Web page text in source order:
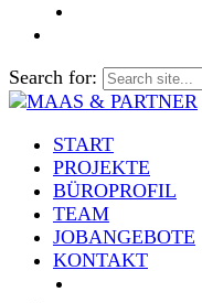
Search for:
START
PROJEKTE
BÜROPROFIL
TEAM
JOBANGEBOTE
KONTAKT